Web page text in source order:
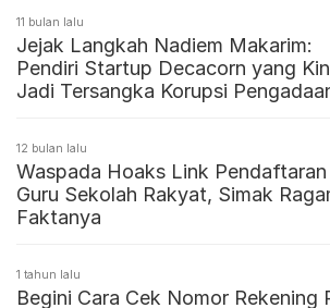
11 bulan lalu
Jejak Langkah Nadiem Makarim:
Pendiri Startup Decacorn yang
Jadi Tersangka Korupsi
12 bulan lalu
Waspada Hoaks Link Pendaftaran
Guru Sekolah Rakyat, Simak
Faktanya
1 tahun lalu
Begini Cara Cek Nomor Rekening